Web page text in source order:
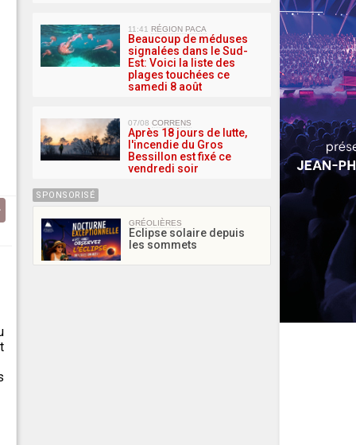
11:41 RÉGION PACA
Beaucoup de méduses
signalées dans le Sud-
Est: Voici la liste des
plages touchées ce
samedi 8 août
07/08 CORRENS
Après 18 jours de lutte,
l'incendie du Gros
Bessillon est fixé ce
vendredi soir
SPONSORISÉ
GRÉOLIÈRES
Eclipse solaire depuis
les sommets